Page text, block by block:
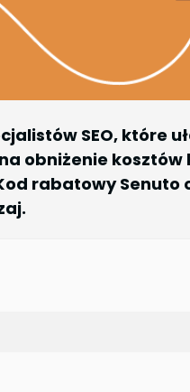
SEO, które
obniżenie
rabatowy